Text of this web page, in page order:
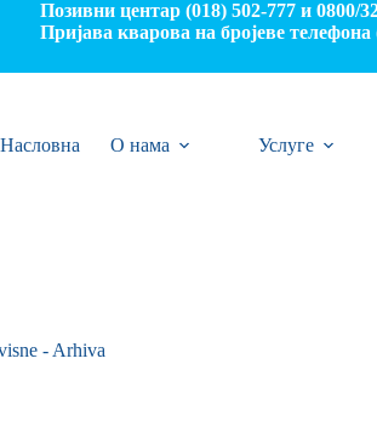
Позивни центар (018) 502-777 и 0800/
Пријава кварова на бројеве телефона
Насловна О нама Услуге
- Arhiva